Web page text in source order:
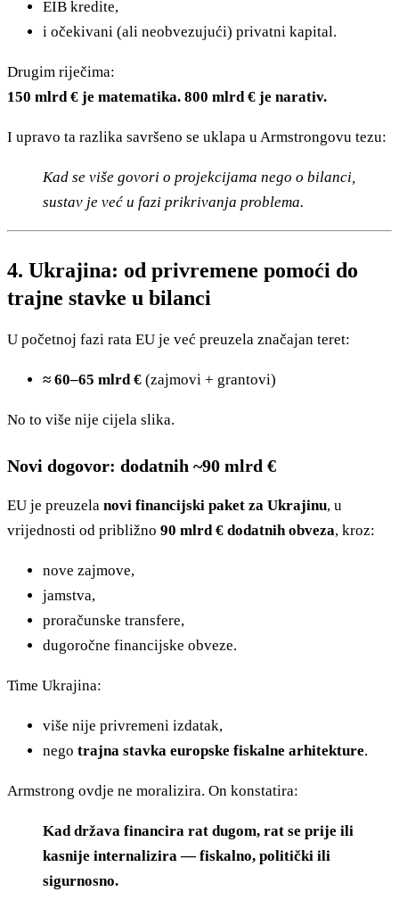
EIB kredite,
i očekivani (ali neobvezujući) privatni kapital.
Drugim riječima:
150 mlrd € je matematika. 800 mlrd € je narativ.
I upravo ta razlika savršeno se uklapa u Armstrongovu tezu:
Kad se više govori o projekcijama nego o bilanci,
sustav je već u fazi prikrivanja problema.
4. Ukrajina: od privremene pomoći do
trajne stavke u bilanci
U početnoj fazi rata EU je već preuzela značajan teret:
≈ 60–65 mlrd € (zajmovi + grantovi)
No to više nije cijela slika.
Novi dogovor: dodatnih ~90 mlrd €
EU je preuzela novi financijski paket za Ukrajinu, u
vrijednosti od približno 90 mlrd € dodatnih obveza, kroz:
nove zajmove,
jamstva,
proračunske transfere,
dugoročne financijske obveze.
Time Ukrajina:
više nije privremeni izdatak,
nego trajna stavka europske fiskalne arhitekture.
Armstrong ovdje ne moralizira. On konstatira:
Kad država financira rat dugom, rat se prije ili
kasnije internalizira — fiskalno, politički ili
sigurnosno.